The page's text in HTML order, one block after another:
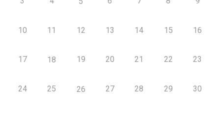
10 11 12 13 14 15 16
17 18 19 20 21 22 23
24 25 26 27 28 29 30